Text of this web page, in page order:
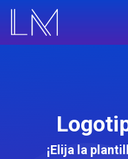
¡Elija la